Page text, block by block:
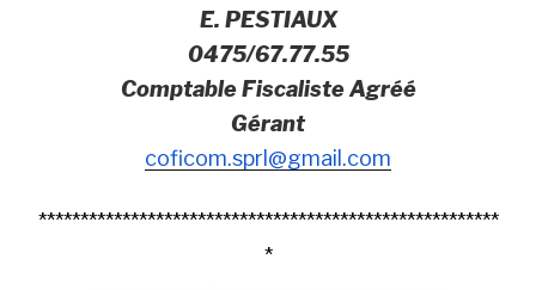
E. PESTIAUX
0475/67.77.55
Comptable Fiscaliste Agréé
Gérant
coficom.sprl@gmail.com
*******************************************************
*